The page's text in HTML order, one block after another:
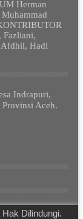
Herman
Fazliani,
Afdhil, Hadi
Indrapuri,
Aceh.
Dilindungi.